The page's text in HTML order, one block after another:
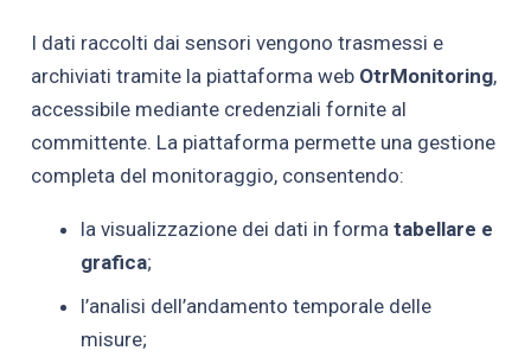
I dati raccolti dai sensori vengono trasmessi e
archiviati tramite la piattaforma web OtrMonitoring,
accessibile mediante credenziali fornite al
committente. La piattaforma permette una gestione
completa del monitoraggio, consentendo:
la visualizzazione dei dati in forma tabellare e
grafica;
l’analisi dell’andamento temporale delle
misure;